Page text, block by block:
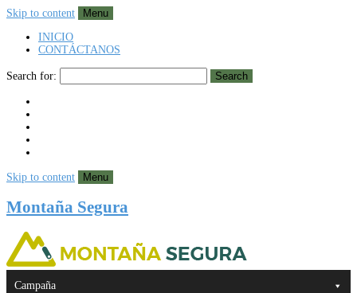
Skip to content
Menu
INICIO
CONTÁCTANOS
Search for: Search
Skip to content Menu
Montaña Segura
Campaña